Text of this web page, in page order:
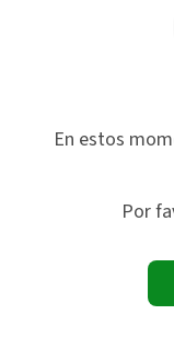
En estos
Por